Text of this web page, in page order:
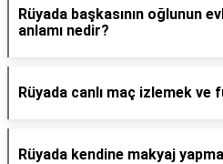
Rüyada başkasının oğlunun
anlamı nedir?
Rüyada canlı maç izlemek
Rüyada kendine makyaj